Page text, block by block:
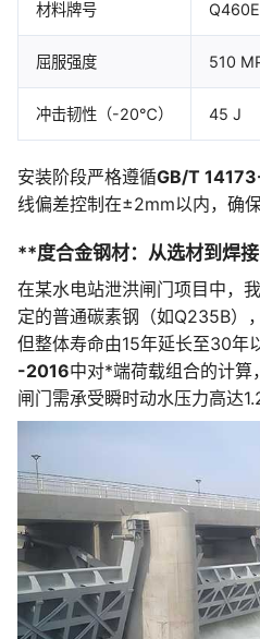
材料牌号 Q460E
屈服强度 510
冲击韧性（-20℃） 45 J
安装阶段严格遵循GB/T
线偏差控制在±2mm以内，确
**度合金钢材：从选材到焊
在某水电站泄洪闸门项目中，
定的普通碳素钢（如Q235B）
但整体寿命由15年延长至30年
-2016中对*端荷载组合的计算
闸门需承受瞬时动水压力高达